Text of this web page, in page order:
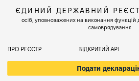
ЄДИНИЙ ДЕРЖАВНИЙ
осіб, уповноважених на виконання функцій
самоврядування
ПРО РЕЄСТР ВІДКРИТИЙ АРІ
Подати